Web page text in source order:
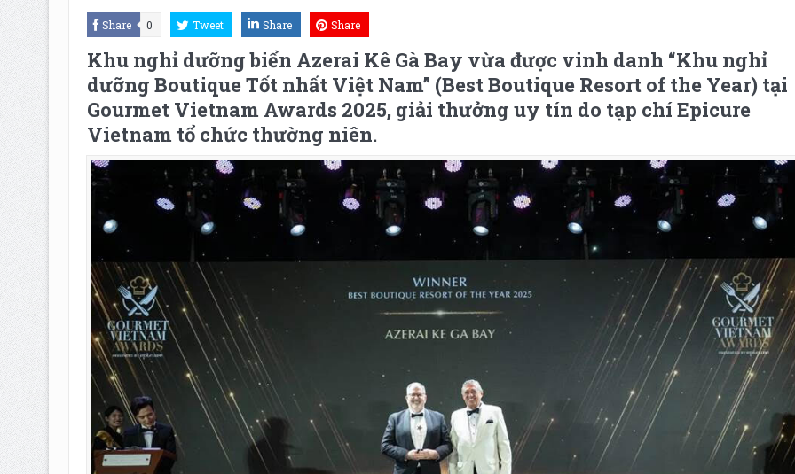
Share 0 Tweet Share Share
Khu nghỉ dưỡng biển Azerai Kê Gà Bay vừa được vinh danh “Khu nghỉ
dưỡng Boutique Tốt nhất Việt Nam” (Best Boutique Resort of the Year) tại
Gourmet Vietnam Awards 2025, giải thưởng uy tín do tạp chí Epicure
Vietnam tổ chức thường niên.